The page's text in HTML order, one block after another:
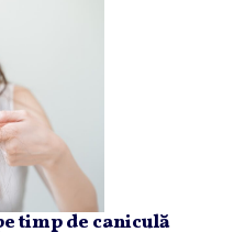
timp de caniculă